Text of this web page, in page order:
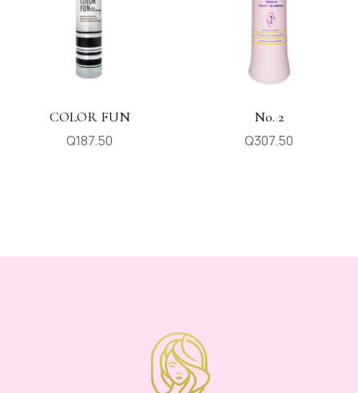
COLOR FUN
Q187.50
No. 2
Q307.50